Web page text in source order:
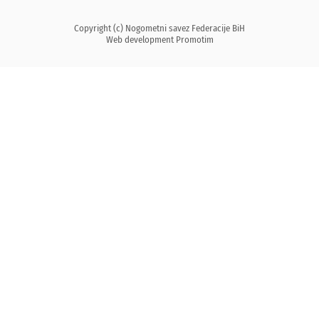
Copyright (c) Nogometni savez Federacije BiH
Web development Promotim